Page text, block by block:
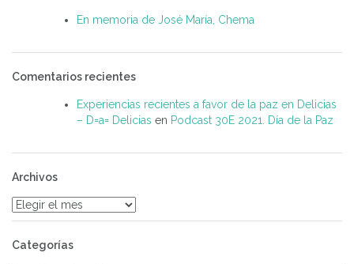
En memoria de José María, Chema
Comentarios recientes
Experiencias recientes a favor de la paz en Delicias
– D=a= Delicias en Podcast 30E 2021. Día de la Paz
Archivos
Archivos
Categorías